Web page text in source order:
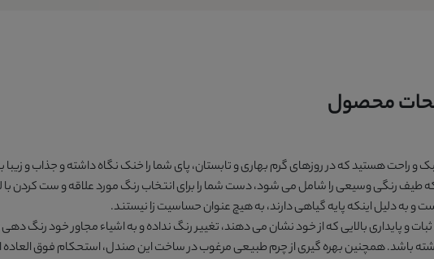
محصول
راحت هستید که در روزهای گرم بهاری و تابستان، پای شما را خنک نگاه داشته و جذاب و زیبا
طیف رنگی وسیعی را شامل می شود، دست شما را برای انتخاب رنگ مورد علاقه و ست کردن با
و به دلیل اینکه پایه گیاهی دارند، به هیچ عنوان حساسیت زا نیستند.
و پایداری بالایی که از خود نشان می دهند، تغییر رنگ نداده و به اشیاء مجاور خود رنگ
باشد. همچنین بهره گیری از چرم طبیعی مرغوب در ساخت این صندل، استحکام فوق العاده